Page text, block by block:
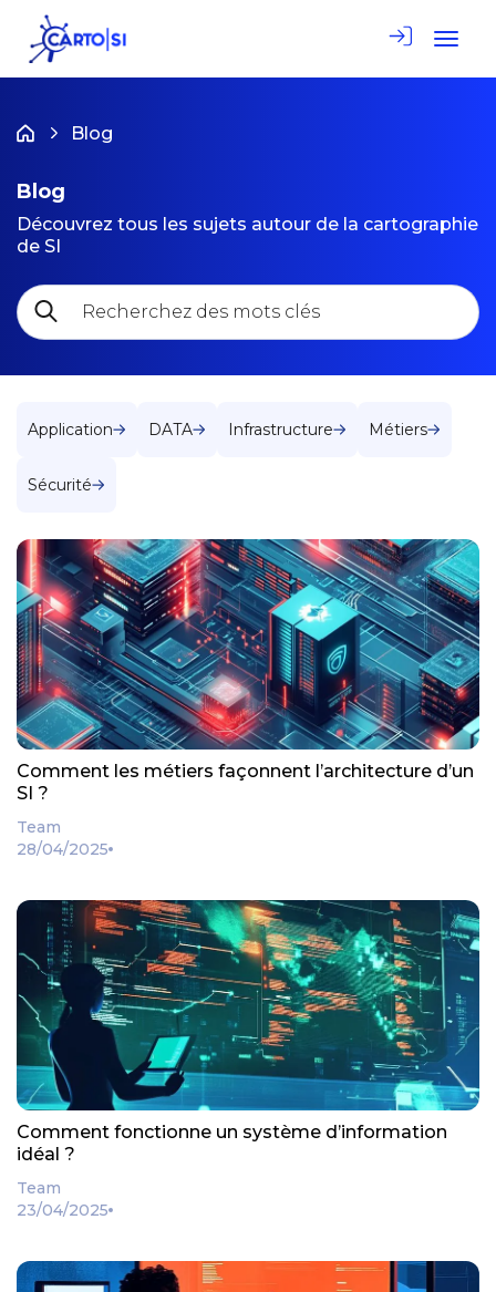
Blog
Blog
Découvrez tous les sujets autour de la cartographie
de SI
Application DATA Infrastructure Métiers
Sécurité
Comment les métiers façonnent l’architecture d’un
SI ?
Team
28/04/2025
Comment fonctionne un système d’information
idéal ?
Team
23/04/2025